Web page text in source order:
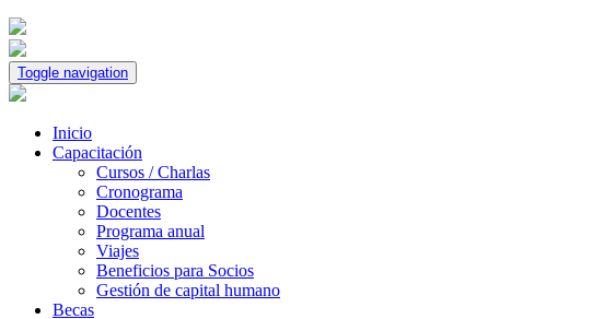
Toggle navigation
Inicio
Capacitación
Cursos / Charlas
Cronograma
Docentes
Programa anual
Viajes
Beneficios para Socios
Gestión de capital humano
Becas